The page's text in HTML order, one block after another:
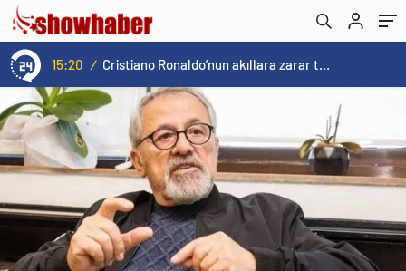
15:20 / Cristiano Ronaldo’nun akıllara zarar tüm kariyerinin istatistiğini çıkardık !